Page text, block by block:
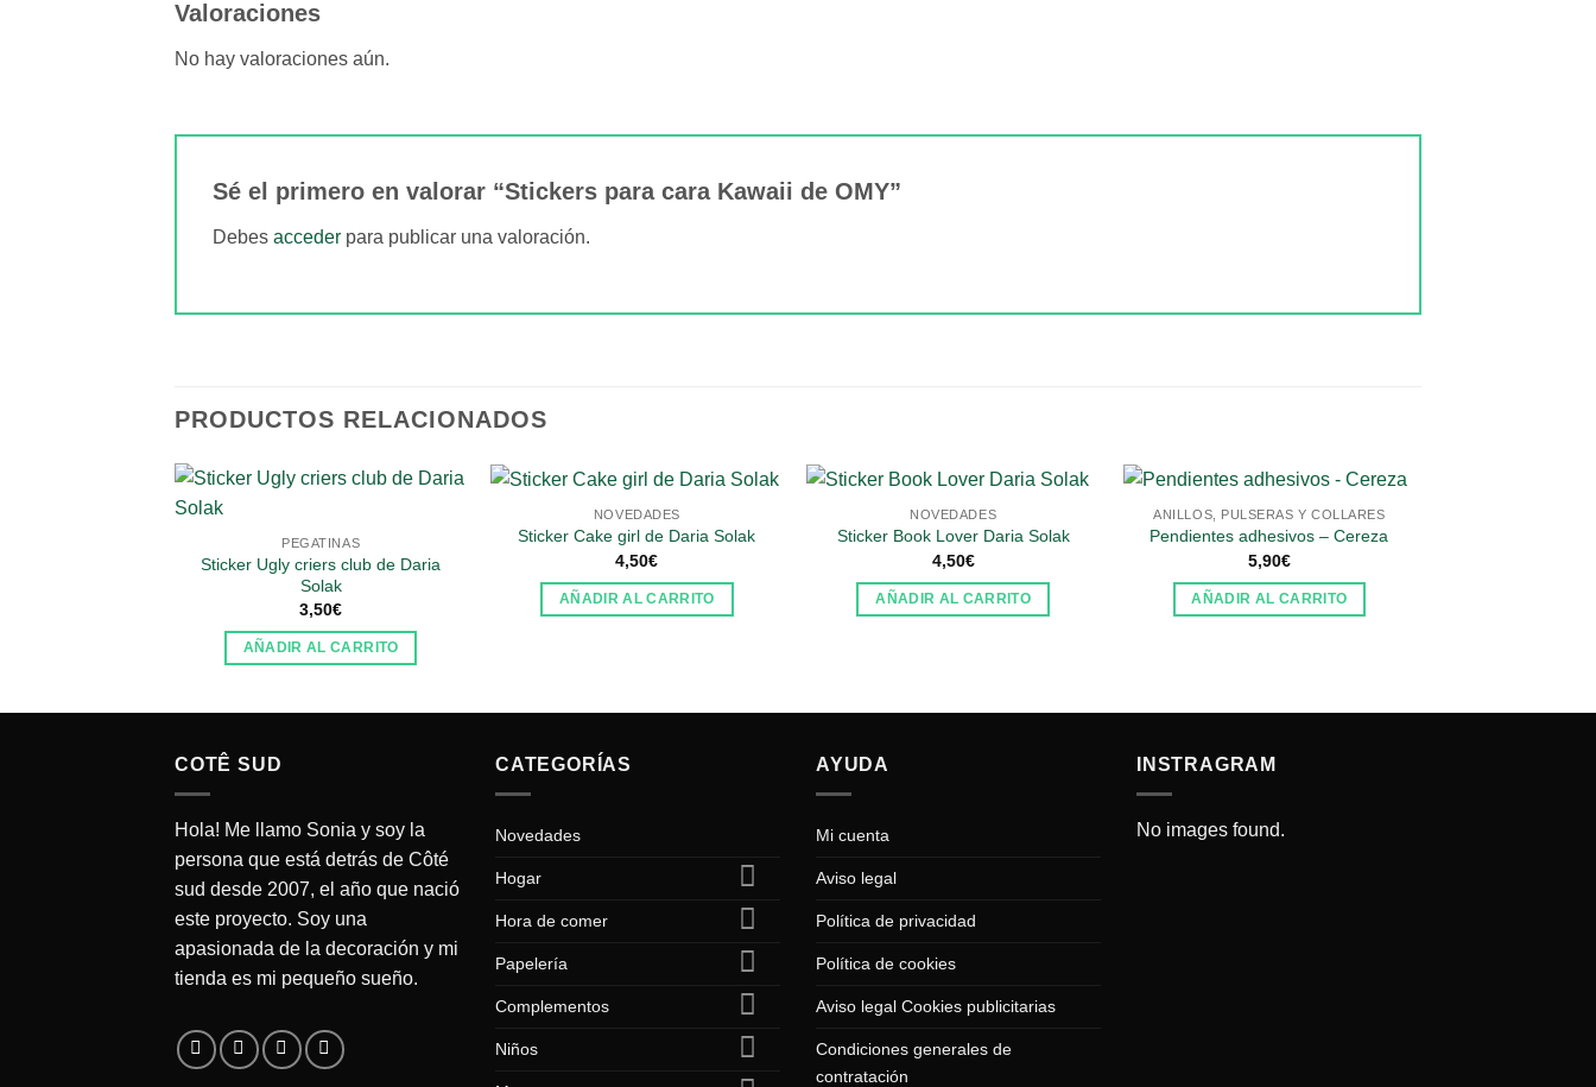
Valoraciones
No hay valoraciones aún.
Sé el primero en valorar “Stickers para cara Kawaii de OMY”
Debes acceder para publicar una valoración.
PRODUCTOS RELACIONADOS
PEGATINAS
Sticker Ugly criers club de Daria
Solak
3,50€
AÑADIR AL CARRITO
NOVEDADES
Sticker Cake girl de Daria Solak
4,50€
AÑADIR AL CARRITO
NOVEDADES
Sticker Book Lover Daria Solak
4,50€
AÑADIR AL CARRITO
ANILLOS, PULSERAS Y COLLARES
Pendientes adhesivos – Cereza
5,90€
AÑADIR AL CARRITO
COTÊ SUD
Hola! Me llamo Sonia y soy la
persona que está detrás de Côté
sud desde 2007, el año que nació
este proyecto. Soy una
apasionada de la decoración y mi
tienda es mi pequeño sueño.
CATEGORÍAS
Novedades
Hogar
Hora de comer
Papelería
Complementos
Niños
AYUDA
Mi cuenta
Aviso legal
Política de privacidad
Política de cookies
Aviso legal Cookies publicitarias
Condiciones generales de
contratación
INSTRAGRAM
No images found.